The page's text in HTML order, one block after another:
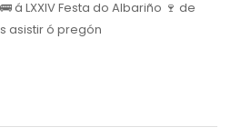
🚌á LXXIV Festa do Albariño 🍷 de
asistir ó pregón